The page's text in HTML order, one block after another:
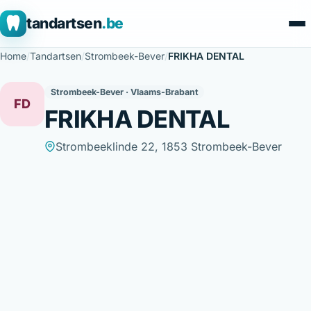
tandartsen.be
Home/Tandartsen/Strombeek-Bever/FRIKHA DENTAL
FD
Strombeek-Bever · Vlaams-Brabant
FRIKHA DENTAL
Strombeeklinde 22, 1853 Strombeek-Bever